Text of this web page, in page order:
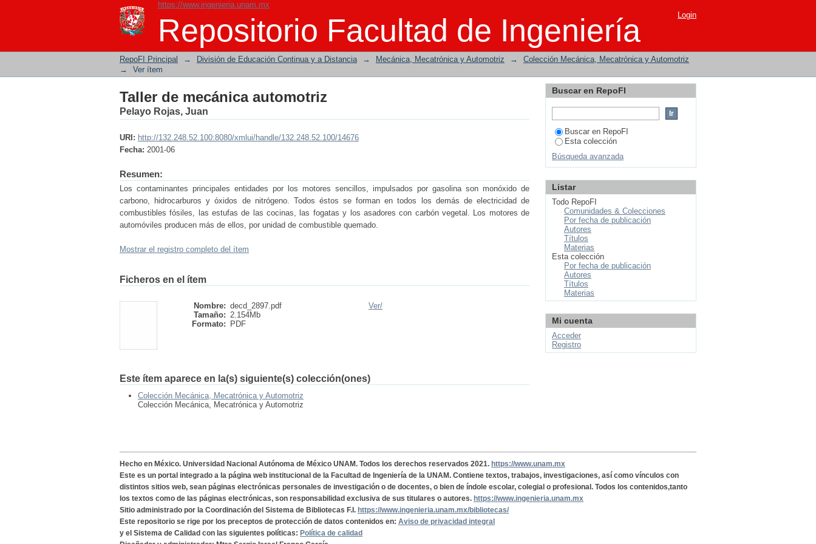
https://www.ingenieria.unam.mx
Repositorio Facultad de Ingeniería
Taller de mecánica automotriz Login
RepoFI Principal → División de Educación Continua y a Distancia → Mecánica, Mecatrónica y Automotriz →
Colección Mecánica, Mecatrónica y Automotriz
→
Ver ítem
Taller de mecánica automotriz
Pelayo Rojas, Juan
URI: http://132.248.52.100:8080/xmlui/handle/132.248.52.100/14676
Fecha: 2001-06
Resumen:
Los contaminantes principales entidades por los motores sencillos, impulsados por gasolina son monóxido de
carbono, hidrocarburos y óxidos de nitrógeno. Todos éstos se forman en todos los demás de electricidad de
combustibles fósiles, las estufas de las cocinas, las fogatas y los asadores con carbón vegetal. Los motores de
automóviles producen más de ellos, por unidad de combustible quemado.
Mostrar el registro completo del ítem
Ficheros en el ítem
Nombre: decd_2897.pdf
Tamaño: 2.154Mb
Formato:
PDF
Ver/
Este ítem aparece en la(s) siguiente(s) colección(ones)
Colección Mecánica, Mecatrónica y Automotriz
Colección Mecánica, Mecatrónica y Automotriz
Buscar en RepoFI
Buscar en RepoFI
Esta colección
Búsqueda avanzada
Listar
Todo RepoFI
Comunidades & Colecciones
Por fecha de publicación
Autores
Títulos
Materias
Esta colección
Por fecha de publicación
Autores
Títulos
Materias
Mi cuenta
Acceder
Registro
Hecho en México. Universidad Nacional Autónoma de México UNAM. Todos los derechos reservados 2021. https://www.unam.mx
Este es un portal integrado a la página web institucional de la Facultad de Ingeniería de la UNAM. Contiene textos, trabajos, investigaciones, así como vínculos con
distintos sitios web, sean páginas electrónicas personales de investigación o de docentes, o bien de índole escolar, colegial o profesional. Todos los contenidos,tanto
los textos como de las páginas electrónicas, son responsabilidad exclusiva de sus titulares o autores. https://www.ingenieria.unam.mx
Sitio administrado por la Coordinación del Sistema de Bibliotecas F.I. https://www.ingenieria.unam.mx/bibliotecas/
Este repositorio se rige por los preceptos de protección de datos contenidos en: Aviso de privacidad integral
y el Sistema de Calidad con las siguientes políticas: Política de calidad